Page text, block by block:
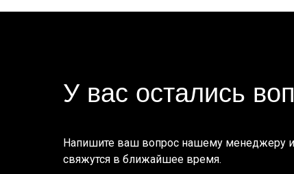
У вас остались
Напишите ваш вопрос нашему менеджеру
свяжутся в ближайшее время.